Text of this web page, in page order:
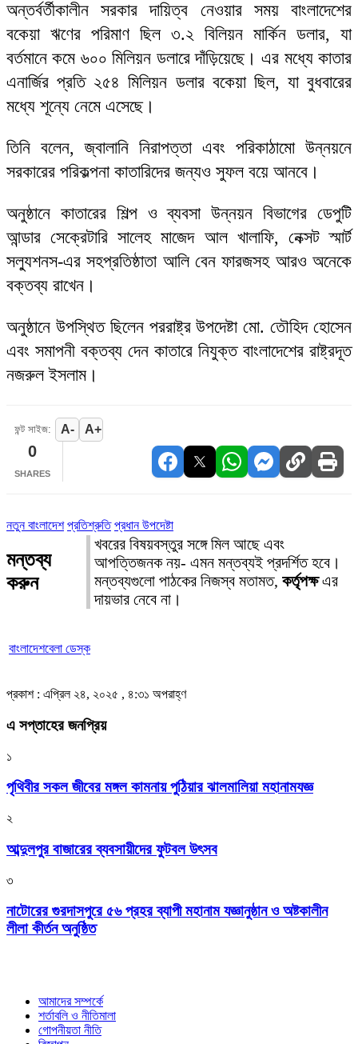
অন্তর্বর্তীকালীন সরকার দায়িত্ব নেওয়ার সময় বাংলাদেশের
বকেয়া ঋণের পরিমাণ ছিল ৩.২ বিলিয়ন মার্কিন ডলার, যা
বর্তমানে কমে ৬০০ মিলিয়ন ডলারে দাঁড়িয়েছে। এর মধ্যে কাতার
এনার্জির প্রতি ২৫৪ মিলিয়ন ডলার বকেয়া ছিল, যা বুধবারের
মধ্যে শূন্যে নেমে এসেছে।
তিনি বলেন, জ্বালানি নিরাপত্তা এবং পরিকাঠামো উন্নয়নে
সরকারের পরিকল্পনা কাতারিদের জন্যও সুফল বয়ে আনবে।
অনুষ্ঠানে কাতারের শিল্প ও ব্যবসা উন্নয়ন বিভাগের ডেপুটি
আন্ডার সেক্রেটারি সালেহ মাজেদ আল খালাফি, নেক্সট স্মার্ট
সল্যুশনস-এর সহপ্রতিষ্ঠাতা আলি বেন ফারজসহ আরও অনেকে
বক্তব্য রাখেন।
অনুষ্ঠানে উপস্থিত ছিলেন পররাষ্ট্র উপদেষ্টা মো. তৌহিদ হোসেন
এবং সমাপনী বক্তব্য দেন কাতারে নিযুক্ত বাংলাদেশের রাষ্ট্রদূত
নজরুল ইসলাম।
ফন্ট সাইজ: A- A+
0
SHARES
নতুন বাংলাদেশ প্রতিশ্রুতি প্রধান উপদেষ্টা
মন্তব্য
করুন
খবরের বিষয়বস্তুর সঙ্গে মিল আছে এবং
আপত্তিজনক নয়- এমন মন্তব্যই প্রদর্শিত হবে।
মন্তব্যগুলো পাঠকের নিজস্ব মতামত, কর্তৃপক্ষএর
দায়ভার নেবে না।
বাংলাদেশবেলা ডেস্ক
প্রকাশ : এপ্রিল ২৪, ২০২৫ , ৪:৩১ অপরাহ্ণ
এ সপ্তাহের জনপ্রিয়
১
পৃথিবীর সকল জীবের মঙ্গল কামনায় পুঠিয়ার ঝালমালিয়া মহানামযজ্ঞ
২
আব্দুলপুর বাজারের ব্যবসায়ীদের ফুটবল উৎসব
৩
নাটোরের গুরদাসপুরে ৫৬ প্রহর ব্যাপী মহানাম যজ্ঞানুষ্ঠান ও অষ্টকালীন
লীলা কীর্তন অনুষ্ঠিত
আমাদের সম্পর্কে
শর্তাবলি ও নীতিমালা
গোপনীয়তা নীতি